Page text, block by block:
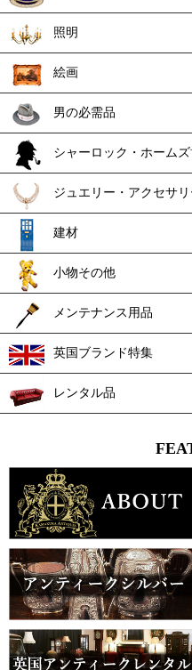
照明
絵画
男の必需品
シャーロック・ホーム
ジュエリー・アクセサリ
建材
小物その他
メンテナンス用品
英国ブランド特集
レンタル品